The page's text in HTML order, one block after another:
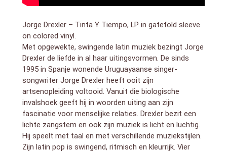
the album without these crucial interactions. As the
reopened, he was able to reconnect with the public
and finish the album. One of the themes of this album
is experiencing life, love, and the world in general with
fresh eyes, a message that resonates most strongly
in his hit song Cinturón Blanco.
His music is a combination of Uruguayan traditional
music (candombe, murga, milonga, tango), bossa
nova, pop, jazz and electronic music, which results in
very personal compositions with original
arrangements. The words also play an important role
in his songs. Apart from love, reflections about
identity, race and religions are a constant in his work.
Jorge Drexler – Tinta Y Tiempo, LP in gatefold sleeve
on colored vinyl.
Met opgewekte, swingende latin muziek bezingt Jorge
Drexler de liefde in al haar uitingsvormen. De sinds
1995 in Spanje wonende Uruguayaanse singer-
songwriter Jorge Drexler heeft ooit zijn
artsenopleiding voltooid. Vanuit die biologische
invalshoek geeft hij in woorden uiting aan zijn
fascinatie voor menselijke relaties. Drexler bezit een
lichte zangstem en ook zijn muziek is licht en luchtig.
Hij speelt met taal en met verschillende muziekstijlen.
Zijn latin pop is swingend, ritmisch en kleurrijk. Vier